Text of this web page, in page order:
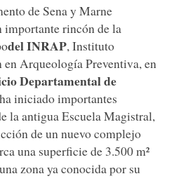
de Sena y Marne
importante rincón de la
del INRAP, Instituto
Arqueología Preventiva, en
Departamental de
iniciado importantes
la antigua Escuela Magistral,
de un nuevo complejo
una superficie de 3.500 m²
zona ya conocida por su